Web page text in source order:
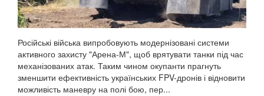
Російські війська випробовують модернізовані системи
активного захисту "Арена-М", щоб врятувати танки під час
механізованих атак. Таким чином окупанти прагнуть
зменшити ефективність українських FPV-дронів і відновити
можливість маневру на полі бою, пер...